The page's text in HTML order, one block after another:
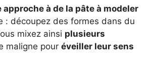
à de la pâte à modeler
: découpez des formes dans du
mixez ainsi plusieurs
maligne pour éveiller leur sens